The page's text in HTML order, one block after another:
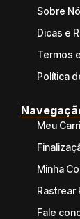
Sobre
Dicas e
Termos
Política
Meu
Minha
Rastrear
Fale